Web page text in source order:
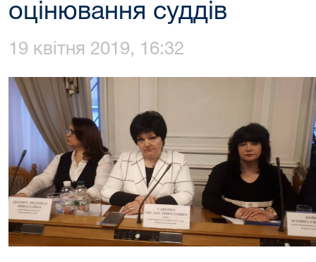
оцінювання суддів
19 квітня 2019, 16:32